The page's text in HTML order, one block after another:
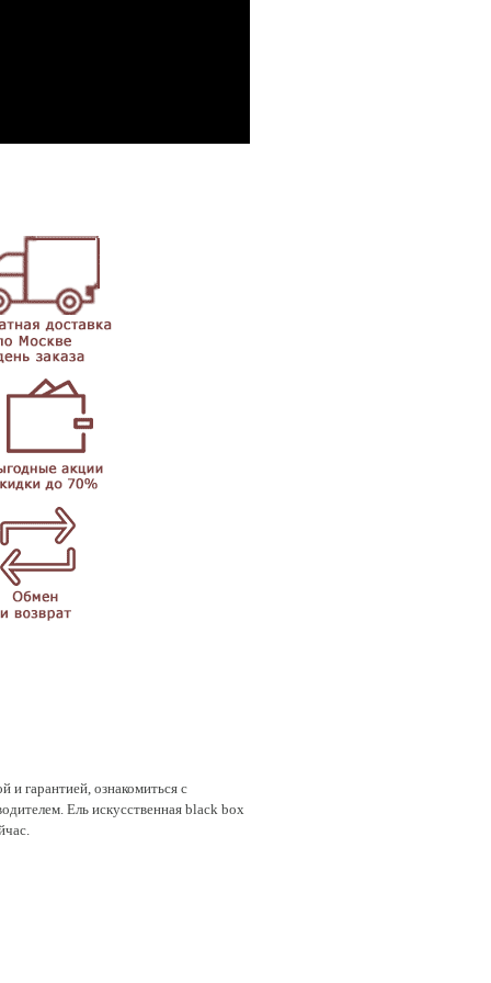
и гарантией, ознакомиться с
Ель искусственная black box